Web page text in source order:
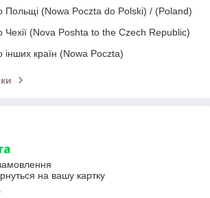
Польщі (Nowa Poczta do Polski) / (Poland)
(Nova Poshta to the Czech Republic)
країн (Nowa Poczta)
на вашу картку